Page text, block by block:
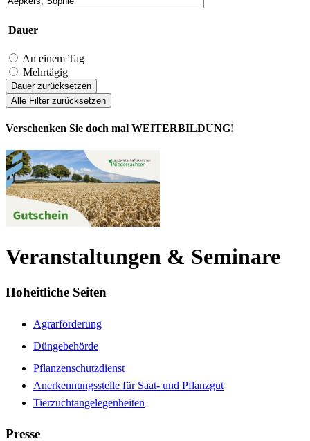
Dauer
An einem Tag
Mehrtägig
Dauer zurücksetzen
Alle Filter zurücksetzen
Verschenken Sie doch mal WEITERBILDUNG!
Veranstaltungen & Seminare
Hoheitliche Seiten
Agrarförderung
Düngebehörde
Pflanzenschutzdienst
Anerkennungsstelle für Saat- und Pflanzgut
Tierzuchtangelegenheiten
Presse